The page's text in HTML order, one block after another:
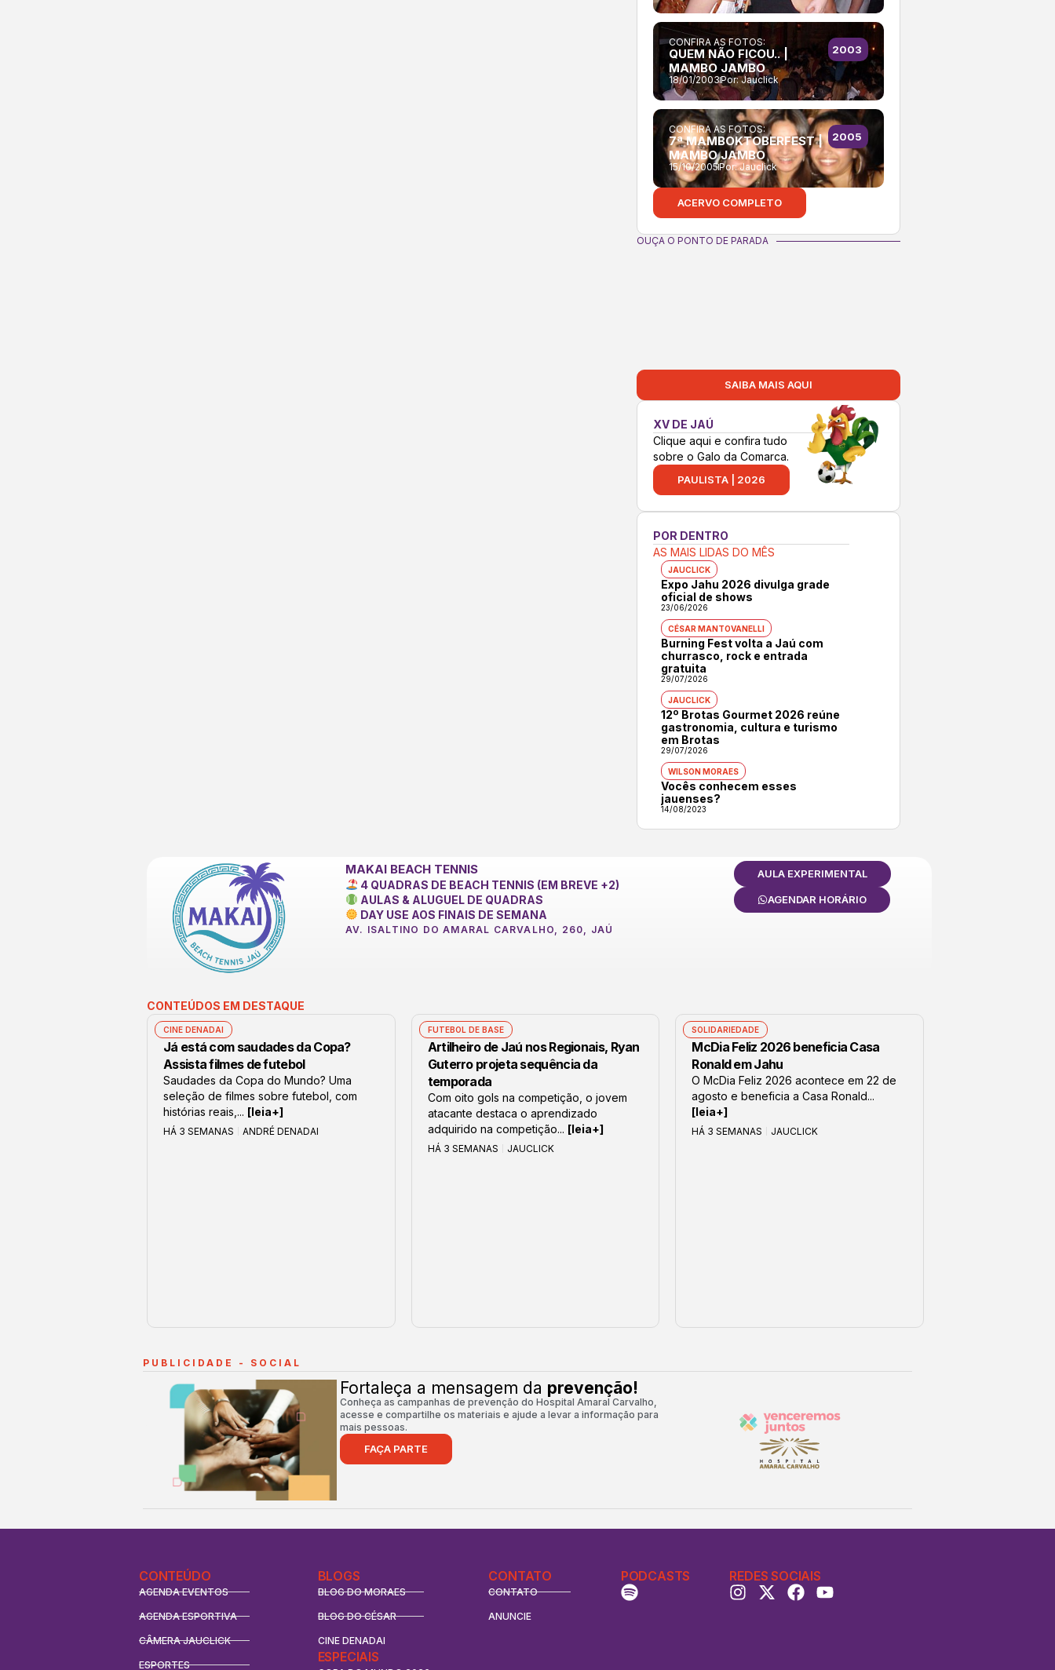
CONFIRA AS FOTOS:
QUEM NÃO FICOU.. |
MAMBO JAMBO
18/01/2003Por:Jauclick
2003
CONFIRA AS FOTOS:
7ª MAMBOKTOBERFEST |
MAMBO JAMBO
15/10/2005Por:Jauclick
2005
ACERVO COMPLETO
OUÇA O PONTO DE PARADA
SAIBA MAIS AQUI
XV DE JAÚ
Clique aqui e confira tudo
sobre o Galo da Comarca.
PAULISTA | 2026
POR DENTRO
AS MAIS LIDAS DO MÊS
JAUCLICK
Expo Jahu 2026 divulga grade
oficial de shows
23/06/2026
CÉSAR MANTOVANELLI
Burning Fest volta a Jaú com
churrasco, rock e entrada
gratuita
29/07/2026
JAUCLICK
12º Brotas Gourmet 2026 reúne
gastronomia, cultura e turismo
em Brotas
29/07/2026
WILSON MORAES
Vocês conhecem esses
jauenses?
14/08/2023
MAKAI BEACH TENNIS
4 QUADRAS DE BEACH TENNIS (EM BREVE +2)
AULAS & ALUGUEL DE QUADRAS
DAY USE AOS FINAIS DE SEMANA
AV. ISALTINO DO AMARAL CARVALHO, 260, JAÚ
AULA EXPERIMENTAL
AGENDAR HORÁRIO
CONTEÚDOS EM DESTAQUE
CINE DENADAI
Já está com saudades da Copa?
Assista filmes de futebol
Saudades da Copa do Mundo? Uma
seleção de filmes sobre futebol, com
histórias reais,... [leia+]
HÁ 3 SEMANAS ANDRÉ DENADAI
FUTEBOL DE BASE
Artilheiro de Jaú nos Regionais, Ryan
Guterro projeta sequência da
temporada
Com oito gols na competição, o jovem
atacante destaca o aprendizado
adquirido na competição... [leia+]
HÁ 3 SEMANAS JAUCLICK
SOLIDARIEDADE
McDia Feliz 2026 beneficia Casa
Ronald em Jahu
O McDia Feliz 2026 acontece em 22 de
agosto e beneficia a Casa Ronald...
[leia+]
HÁ 3 SEMANAS JAUCLICK
PUBLICIDADE - SOCIAL
Fortaleça a mensagem da prevenção!
Conheça as campanhas de prevenção do Hospital Amaral Carvalho,
acesse e compartilhe os materiais e ajude a levar a informação para
mais pessoas.
FAÇA PARTE
CONTEÚDO
AGENDA EVENTOS
AGENDA ESPORTIVA
CÂMERA JAUCLICK
ESPORTES
BLOGS
BLOG DO MORAES
BLOG DO CÉSAR
CINE DENADAI
ESPECIAIS
CONTATO
CONTATO
ANUNCIE
PODCASTS REDES SOCIAIS